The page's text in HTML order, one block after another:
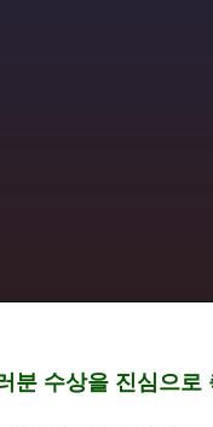
분 수상을 진심으로